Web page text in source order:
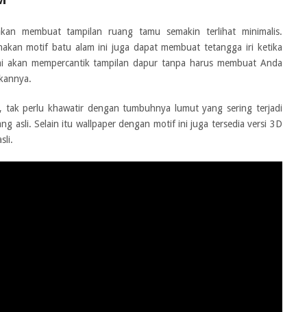
membuat tampilan ruang tamu semakin terlihat minimalis.
motif batu alam ini juga dapat membuat tetangga iri ketika
akan mempercantik tampilan dapur tanpa harus membuat Anda
tak perlu khawatir dengan tumbuhnya lumut yang sering terjadi
asli. Selain itu wallpaper dengan motif ini juga tersedia versi 3D